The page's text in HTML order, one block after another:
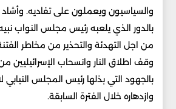
والسياسيون ويعملون على تفاديه. وأشاد
بالدور الذي يلعبه رئيس مجلس النواب
من اجل التهدئة والتحذير من مخاطر
وقف اطلاق النار وانسحاب الإسرائيليين
بالجهود التي بذلها رئيس المجلس النيابي
وازدهاره خلال الفترة السابقة.